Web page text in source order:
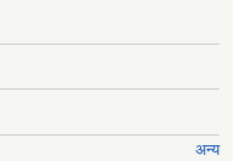
अन्य